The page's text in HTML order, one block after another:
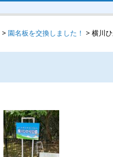
> 園名板を交換しました！ > 横川